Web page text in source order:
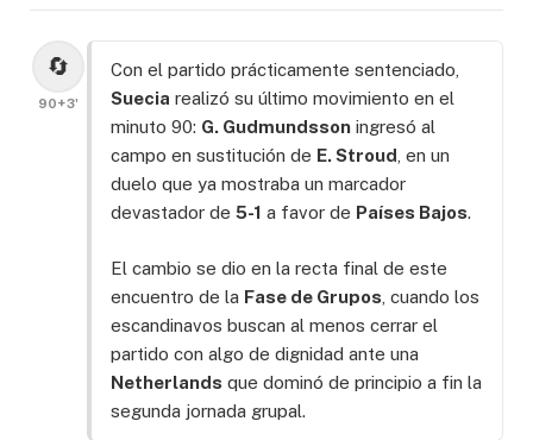
🔄
90+3'
Con el partido prácticamente sentenciado,
Suecia realizó su último movimiento en el
minuto 90: G. Gudmundsson ingresó al
campo en sustitución de E. Stroud , en un
duelo que ya mostraba un marcador
devastador de 5-1 a favor de Países Bajos.
El cambio se dio en la recta final de este
encuentro de la Fase de Grupos , cuando los
escandinavos buscan al menos cerrar el
partido con algo de dignidad ante una
Netherlands que dominó de principio a fin la
segunda jornada grupal.